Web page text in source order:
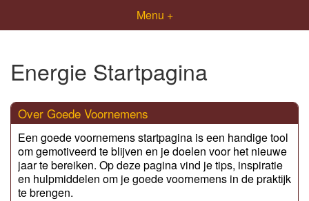
Menu +
Energie Startpagina
Over Goede Voornemens
Een goede voornemens startpagina is een handige tool
om gemotiveerd te blijven en je doelen voor het nieuwe
jaar te bereiken. Op deze pagina vind je tips, inspiratie
en hulpmiddelen om je goede voornemens in de praktijk
te brengen.